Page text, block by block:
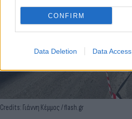
CONFIRM
Data Deletion Data Access
Credits: Γιάννη Κέμμος / flash.gr